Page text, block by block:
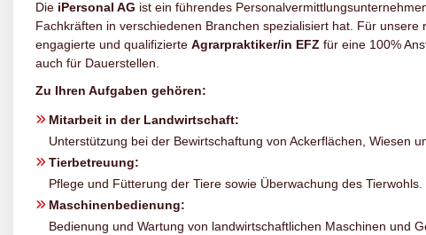
Die iPersonal AG ist ein führendes
Fachkräften in verschiedenen Branchen spezialisiert hat. Für unsere
engagierte und qualifizierte Agrarpraktiker/in EFZ für eine 100%
auch für Dauerstellen.
Zu Ihren Aufgaben gehören:
Mitarbeit in der Landwirtschaft:
Unterstützung bei der Bewirtschaftung von Ackerflächen, Wiesen
Tierbetreuung:
Pflege und Fütterung der Tiere sowie Überwachung des Tierwohls.
Maschinenbedienung:
Bedienung und Wartung von landwirtschaftlichen Maschinen und